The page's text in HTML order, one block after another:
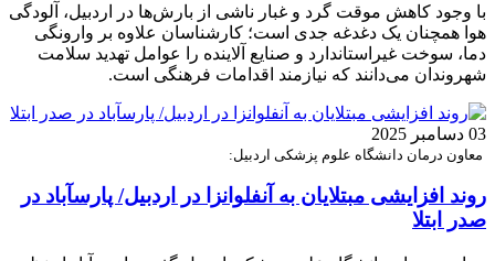
با وجود کاهش موقت گرد و غبار ناشی از بارش‌ها در اردبیل، آلودگی
هوا همچنان یک دغدغه جدی است؛ کارشناسان علاوه بر وارونگی
دما، سوخت غیراستاندارد و صنایع آلاینده را عوامل تهدید سلامت
شهروندان می‌دانند که نیازمند اقدامات فرهنگی است.
03 دسامبر 2025
معاون درمان دانشگاه علوم پزشکی اردبیل:
روند افزایشی مبتلایان به آنفلوانزا در اردبیل/ پارس‎آباد در
صدر ابتلا